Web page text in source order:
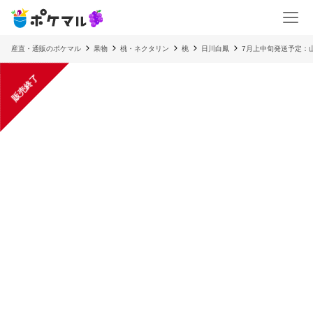
産直・通販のポケマル 果物 桃・ネクタリン 桃 日川白鳳 7月上中旬発送予定：
販売終了